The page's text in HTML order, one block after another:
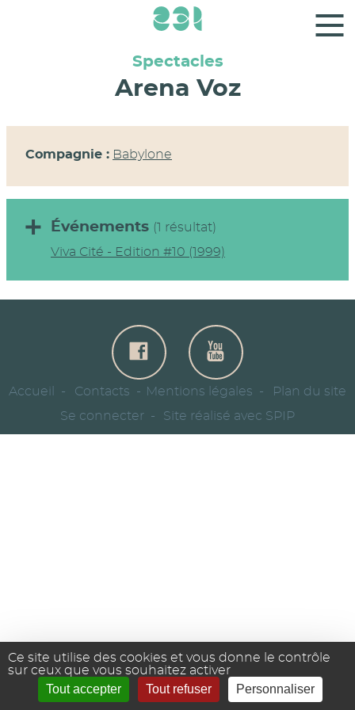
Panneau de gestion des cookies
Ce site utilise des cookies et vous donne le contrôle
sur ceux que vous souhaitez activer
Tout accepter Tout refuser Personnaliser
Spectacles
Arena Voz
Compagnie : Babylone
Événements (1 résultat)
Viva Cité - Edition #10 (1999)
Accueil Contacts Mentions légales
Plan du site
Se connecter
Site réalisé avec SPIP